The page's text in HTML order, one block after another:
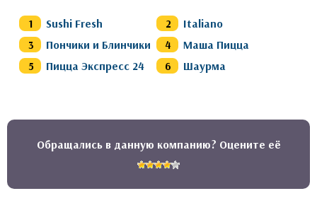
Sushi Fresh
Italiano
Пончики и Блинчики
Маша Пицца
Пицца Экспресс 24
Шаурма
Обращались в данную компанию? Оцените её